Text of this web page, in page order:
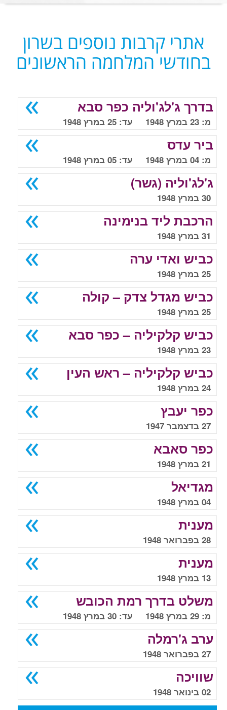
אתרי קרבות נוספים בשרון
בחודשי המלחמה הראשונים
בדרך ג'לג'וליה כפר סבא
מ: 23 במרץ 1948 עד: 25 במרץ 1948
ביר עדס
מ: 04 במרץ 1948 עד: 05 במרץ 1948
ג'לג'וליה (גשר)
30 במרץ 1948
הרכבת ליד בנימינה
31 במרץ 1948
כביש ואדי ערה
25 במרץ 1948
כביש מגדל צדק – קולה
25 במרץ 1948
כביש קלקיליה – כפר סבא
23 במרץ 1948
כביש קלקיליה – ראש העין
24 במרץ 1948
כפר יעבץ
27 בדצמבר 1947
כפר סאבא
21 במרץ 1948
מגדיאל
04 במרץ 1948
מענית
28 בפברואר 1948
מענית
13 במרץ 1948
משלט בדרך רמת הכובש
מ: 29 במרץ 1948 עד: 30 במרץ 1948
ערב ג'רמלה
27 בפברואר 1948
שוויכה
02 בינואר 1948